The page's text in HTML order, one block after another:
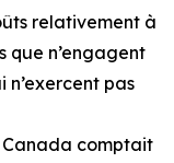
relativement à
que n’engagent
n’exercent pas
Canada comptait